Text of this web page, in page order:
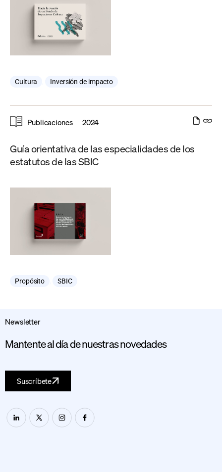
Cultura Inversión de impacto
Publicaciones 2024
Guía orientativa de las especialidades de los
estatutos de las SBIC
Propósito SBIC
Newsletter
Mantente al día de nuestras novedades
Suscríbete